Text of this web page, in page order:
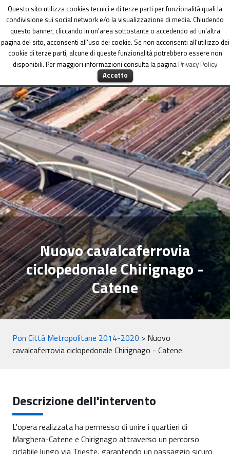
Dipartimento per le Politiche di coesione
Nuovo cavalcaferrovia
ciclopedonale Chirignago -
Catene
Pon Città Metropolitane 2014-2020 > Nuovo
cavalcaferrovia ciclopedonale Chirignago - Catene
Descrizione dell'intervento
L'opera realizzata ha permesso di unire i quartieri di
Marghera-Catene e Chirignago attraverso un percorso
ciclabile lungo via Trieste, garantendo un passaggio sicuro
Questo sito utilizza cookies tecnici e di terze parti per funzionalità quali la
condivisione sui social network e/o la visualizzazione di media. Chiudendo
questo banner, cliccando in un'area sottostante o accedendo ad un'altra
pagina del sito, acconsenti all’uso dei cookie. Se non acconsenti all'utilizzo dei
cookie di terze parti, alcune di queste funzionalità potrebbero essere non
disponibili. Per maggiori informazioni consulta la pagina Privacy Policy
Accetto